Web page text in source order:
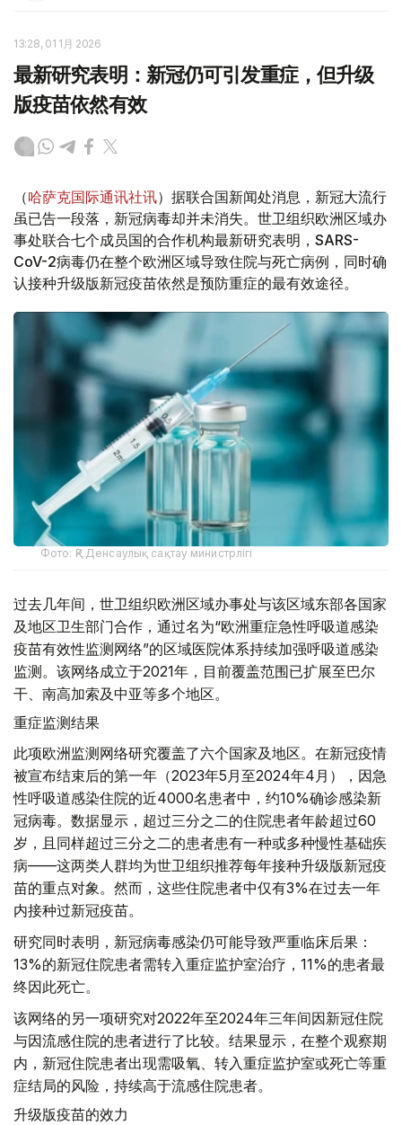
13:28, 01 1月 2026
最新研究表明：新冠仍可引发重症，但升级
版疫苗依然有效
（哈萨克国际通讯社讯）据联合国新闻处消息，新冠大流行
虽已告一段落，新冠病毒却并未消失。世卫组织欧洲区域办
事处联合七个成员国的合作机构最新研究表明，SARS-
CoV-2病毒仍在整个欧洲区域导致住院与死亡病例，同时确
认接种升级版新冠疫苗依然是预防重症的最有效途径。
Фото: ҚР Денсаулық сақтау министрлігі
过去几年间，世卫组织欧洲区域办事处与该区域东部各国家
及地区卫生部门合作，通过名为“欧洲重症急性呼吸道感染
疫苗有效性监测网络”的区域医院体系持续加强呼吸道感染
监测。该网络成立于2021年，目前覆盖范围已扩展至巴尔
干、南高加索及中亚等多个地区。
重症监测结果
此项欧洲监测网络研究覆盖了六个国家及地区。在新冠疫情
被宣布结束后的第一年（2023年5月至2024年4月），因急
性呼吸道感染住院的近4000名患者中，约10%确诊感染新
冠病毒。数据显示，超过三分之二的住院患者年龄超过60
岁，且同样超过三分之二的患者患有一种或多种慢性基础疾
病——这两类人群均为世卫组织推荐每年接种升级版新冠疫
苗的重点对象。然而，这些住院患者中仅有3%在过去一年
内接种过新冠疫苗。
研究同时表明，新冠病毒感染仍可能导致严重临床后果：
13%的新冠住院患者需转入重症监护室治疗，11%的患者最
终因此死亡。
该网络的另一项研究对2022年至2024年三年间因新冠住院
与因流感住院的患者进行了比较。结果显示，在整个观察期
内，新冠住院患者出现需吸氧、转入重症监护室或死亡等重
症结局的风险，持续高于流感住院患者。
升级版疫苗的效力